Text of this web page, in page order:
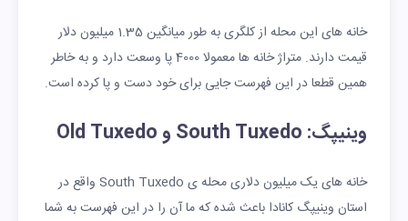
خانه های این محله از کلگری به طور میانگین 1.35 میلیون دلار
قیمت دارند. متراژ خانه ها معمولا 4000 پا وسعت دارد و به خاطر
همین قطعا در این فهرست جایی برای خود دست و پا کرده است.
وینیپگ: South Tuxedo و Old Tuxedo
خانه های یک میلیون دلاری محله ی South Tuxedo واقع در
استان وینیپگ کانادا باعث شده که ما آن را در این فهرست به شما